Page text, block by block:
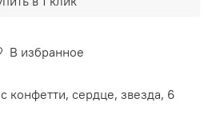
В избранное
конфетти, сердце, звезда, 6